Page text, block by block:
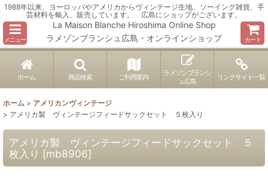
1988年以来、ヨーロッパやアメリカからヴィンテージ生地、ソーイング雑貨、手
芸材料を輸入、販売しています。 広島にショップがございます。
メニュー
La Maison Blanche Hiroshima Online Shop
ラメゾンブランシュ広島・オンラインショップ
カート
ホーム 商品検索 ご利用案内
ラメゾンブランシ
ュ広島
リンクサイト一覧
ホーム > アメリカンヴィンテージ
> アメリカ製 ヴィンテージフィードサックセット ５枚入り
アメリカ製 ヴィンテージフィードサックセット ５
枚入り [mb8906]